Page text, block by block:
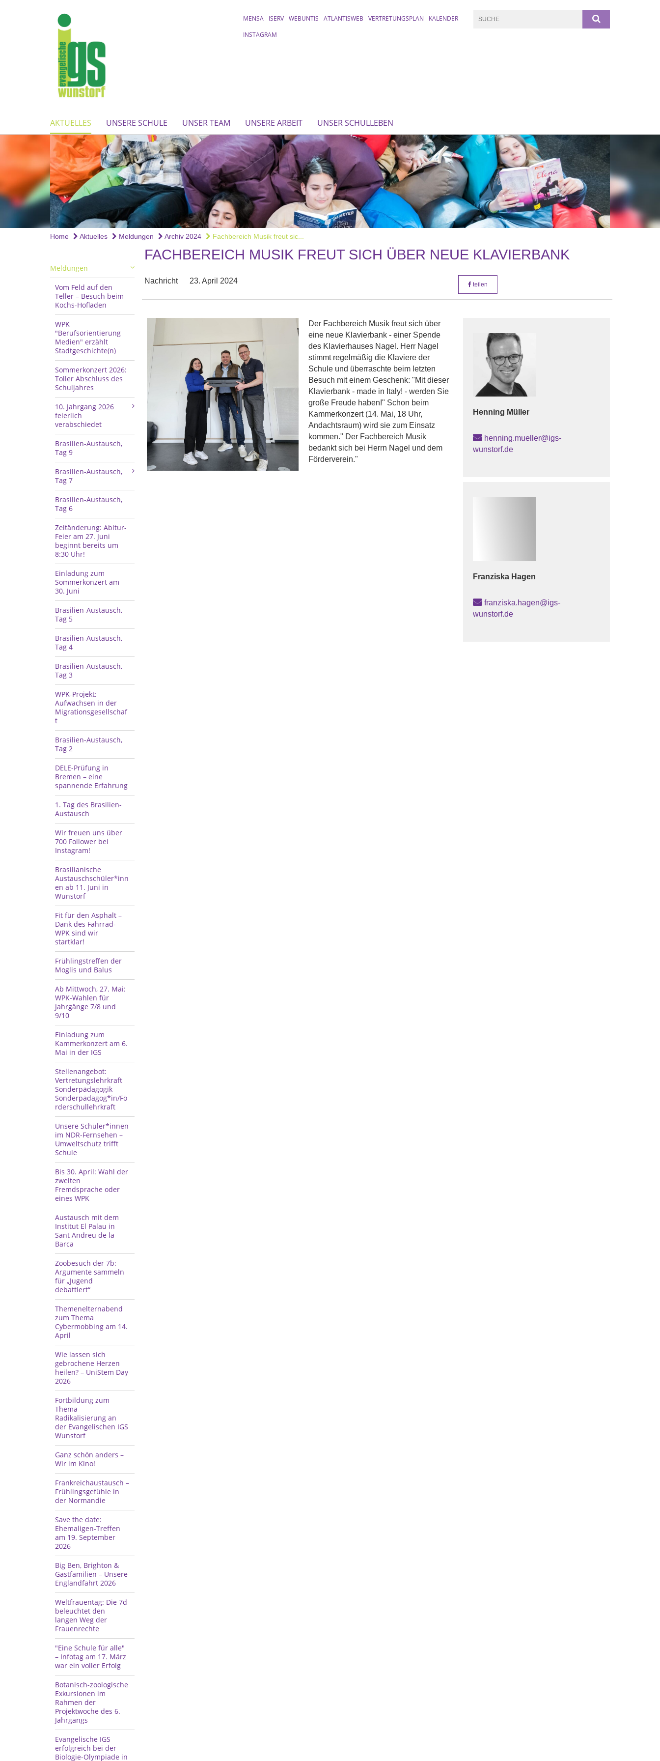
MENSA ISERV WEBUNTIS ATLANTISWEB VERTRETUNGSPLAN
KALENDER
INSTAGRAM
AKTUELLES UNSERE SCHULE UNSER TEAM UNSERE ARBEIT UNSER SCHULLEBEN
Home Aktuelles Meldungen Archiv 2024 Fachbereich Musik freut sic...
Meldungen
Vom Feld auf den
Teller – Besuch beim
Kochs-Hofladen
WPK
"Berufsorientierung
Medien" erzählt
Stadtgeschichte(n)
Sommerkonzert 2026:
Toller Abschluss des
Schuljahres
10. Jahrgang 2026
feierlich
verabschiedet
Brasilien-Austausch,
Tag 9
Brasilien-Austausch,
Tag 7
Brasilien-Austausch,
Tag 6
Zeitänderung: Abitur-
Feier am 27. Juni
beginnt bereits um
8:30 Uhr!
Einladung zum
Sommerkonzert am
30. Juni
Brasilien-Austausch,
Tag 5
Brasilien-Austausch,
Tag 4
Brasilien-Austausch,
Tag 3
WPK-Projekt:
Aufwachsen in der
Migrationsgesellschaf
t
Brasilien-Austausch,
Tag 2
DELE-Prüfung in
Bremen – eine
spannende Erfahrung
1.⁠ ⁠Tag des Brasilien-
Austausch
Wir freuen uns über
700 Follower bei
Instagram!
Brasilianische
Austauschschüler*inn
en ab 11. Juni in
Wunstorf
Fit für den Asphalt –
Dank des Fahrrad-
WPK sind wir
startklar!
Frühlingstreffen der
Moglis und Balus
Ab Mittwoch, 27. Mai:
WPK-Wahlen für
Jahrgänge 7/8 und
9/10
Einladung zum
Kammerkonzert am 6.
Mai in der IGS
Stellenangebot:
Vertretungslehrkraft
Sonderpädagogik
Sonderpädagog*in/Fö
rderschullehrkraft
Unsere Schüler*innen
im NDR-Fernsehen –
Umweltschutz trifft
Schule
Bis 30. April: Wahl der
zweiten
Fremdsprache oder
eines WPK
Austausch mit dem
Institut El Palau in
Sant Andreu de la
Barca
Zoobesuch der 7b:
Argumente sammeln
für „Jugend
debattiert“
Themenelternabend
zum Thema
Cybermobbing am 14.
April
Wie lassen sich
gebrochene Herzen
heilen? – UniStem Day
2026
Fortbildung zum
Thema
Radikalisierung an
der Evangelischen IGS
Wunstorf
Ganz schön anders –
Wir im Kino!
Frankreichaustausch –
Frühlingsgefühle in
der Normandie
Save the date:
Ehemaligen-Treffen
am 19. September
2026
Big Ben, Brighton &
Gastfamilien – Unsere
Englandfahrt 2026
Weltfrauentag: Die 7d
beleuchtet den
langen Weg der
Frauenrechte
"Eine Schule für alle"
– Infotag am 17. März
war ein voller Erfolg
Botanisch-zoologische
Exkursionen im
Rahmen der
Projektwoche des 6.
Jahrgangs
Evangelische IGS
erfolgreich bei der
Biologie-Olympiade in
FACHBEREICH MUSIK FREUT SICH ÜBER NEUE KLAVIERBANK
Nachricht 23. April 2024 teilen
Der Fachbereich Musik freut sich über
eine neue Klavierbank - einer Spende
des Klavierhauses Nagel. Herr Nagel
stimmt regelmäßig die Klaviere der
Schule und überraschte beim letzten
Besuch mit einem Geschenk: "Mit dieser
Klavierbank - made in Italy! - werden Sie
große Freude haben!" Schon beim
Kammerkonzert (14. Mai, 18 Uhr,
Andachtsraum) wird sie zum Einsatz
kommen." Der Fachbereich Musik
bedankt sich bei Herrn Nagel und dem
Förderverein."
Henning Müller
henning.mueller@igs-
wunstorf.de
Franziska Hagen
franziska.hagen@igs-
wunstorf.de